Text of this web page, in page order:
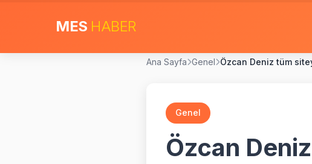
MES HABER
Ana Sayfa Genel Özcan Deniz tüm
Genel
Özcan